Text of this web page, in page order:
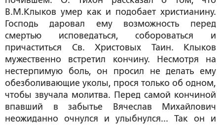
В.М.Клыков умер как и подобает христианину.
Господь даровал ему возможность перед
смертью исповедаться, собороваться и
причаститься Св. Христовых Таин. Клыков
мужественно встретил кончину. Несмотря на
нестерпимую боль, он просил не делать ему
обезболивающие уколы, прося только об одном,
чтобы звучала молитва. Перед самой кончиной
впавший в забытье Вячеслав Михайлович
неожиданно очнулся и улыбнулся... Так он и